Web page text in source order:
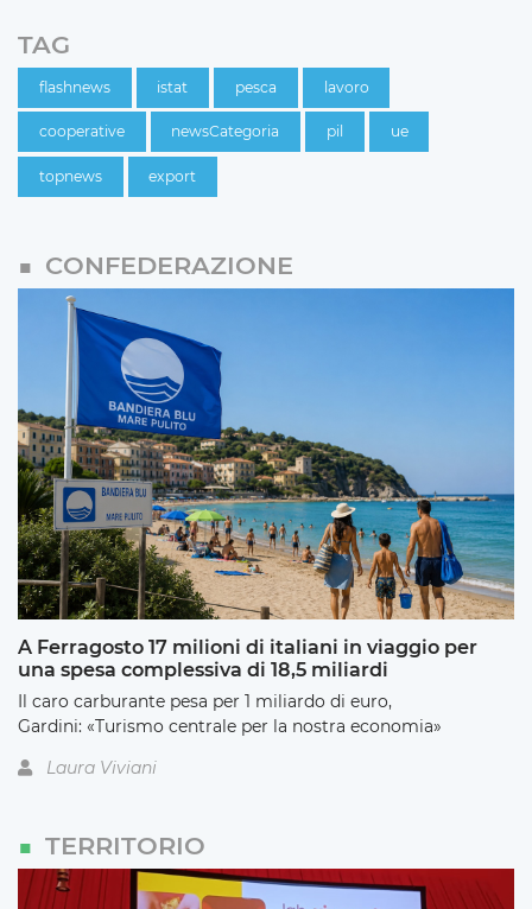
TAG
flashnews istat pesca lavoro
cooperative newsCategoria pil ue
topnews export
CONFEDERAZIONE
A Ferragosto 17 milioni di italiani in viaggio per
una spesa complessiva di 18,5 miliardi
Il caro carburante pesa per 1 miliardo di euro,
Gardini: «Turismo centrale per la nostra economia»
Laura Viviani
TERRITORIO